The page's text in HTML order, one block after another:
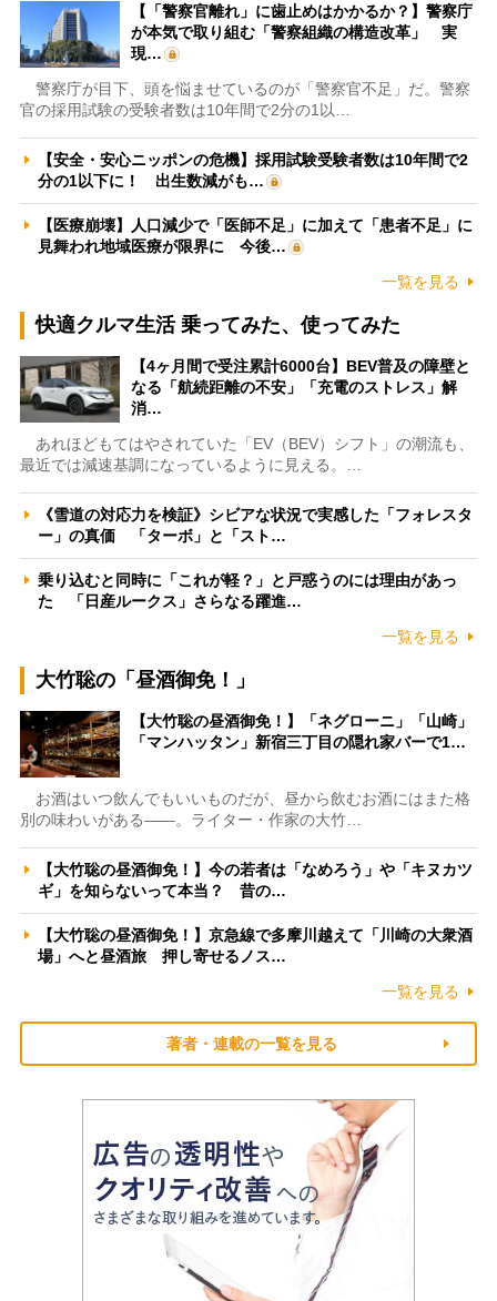
【「警察官離れ」に歯止めはかかるか？】警察庁
が本気で取り組む「警察組織の構造改革」 実
現…
警察庁が目下、頭を悩ませているのが「警察官不足」だ。警察
官の採用試験の受験者数は10年間で2分の1以…
【安全・安心ニッポンの危機】採用試験受験者数は10年間で2
分の1以下に！ 出生数減がも…
【医療崩壊】人口減少で「医師不足」に加えて「患者不足」に
見舞われ地域医療が限界に 今後…
一覧を見る
快適クルマ生活 乗ってみた、使ってみた
【4ヶ月間で受注累計6000台】BEV普及の障壁と
なる「航続距離の不安」「充電のストレス」解
消…
あれほどもてはやされていた「EV（BEV）シフト」の潮流も、
最近では減速基調になっているように見える。…
《雪道の対応力を検証》シビアな状況で実感した「フォレスタ
ー」の真価 「ターボ」と「スト…
乗り込むと同時に「これが軽？」と戸惑うのには理由があっ
た 「日産ルークス」さらなる躍進…
一覧を見る
大竹聡の「昼酒御免！」
【大竹聡の昼酒御免！】「ネグローニ」「山崎」
「マンハッタン」新宿三丁目の隠れ家バーで1…
お酒はいつ飲んでもいいものだが、昼から飲むお酒にはまた格
別の味わいがある――。ライター・作家の大竹…
【大竹聡の昼酒御免！】今の若者は「なめろう」や「キヌカツ
ギ」を知らないって本当？ 昔の…
【大竹聡の昼酒御免！】京急線で多摩川越えて「川崎の大衆酒
場」へと昼酒旅 押し寄せるノス…
一覧を見る
著者・連載の一覧を見る